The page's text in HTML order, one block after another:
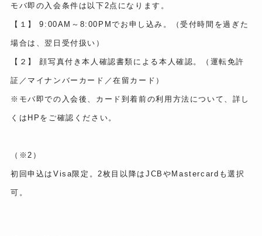
モバ即の入会条件は以下2点になります。
【１】 9:00AM～8:00PMでお申し込み。（受付時間を過ぎた
場合は、翌日受付扱い）
【２】 顔写真付き本人確認書類による本人確認。（運転免許
証／マイナンバーカード／在留カード）
※モバ即での入会後、カード到着前の利用方法について、詳し
くはHPをご確認ください。
（※2）
初回申込はVisa限定。2枚目以降はJCBやMastercardも選択
可。